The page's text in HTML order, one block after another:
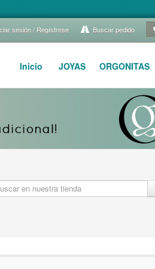
sesión / Regístrese Buscar pedido
Inicio JOYAS ORGONITAS